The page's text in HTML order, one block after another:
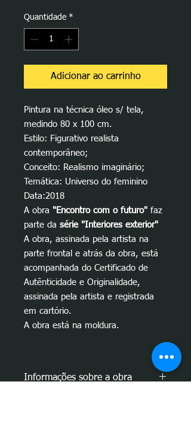
Quantidade *
Adicionar ao carrinho
Pintura na técnica óleo s/ tela,
medindo 80 x 100 cm.
Estilo: Figurativo realista
contemporâneo;
Conceito: Realismo imaginário;
Temática: Universo do feminino
Data:2018
A obra "Encontro com o futuro" faz
parte da série "Interiores exterior"
A obra, assinada pela artista na
parte frontal e atrás da obra, está
acompanhada do Certificado de
Autênticidade e Originalidade,
assinada pela artista e registrada
em cartório.
A obra está na moldura.
Informações sobre a obra